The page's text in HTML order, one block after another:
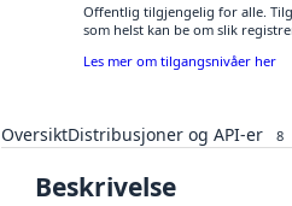
Offentlig tilgjengelig for alle.
som helst kan be om slik
Les mer om tilgangsnivåer her
OversiktDistribusjoner og API-er 8
Beskrivelse